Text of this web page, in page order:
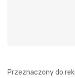
Przeznaczony do